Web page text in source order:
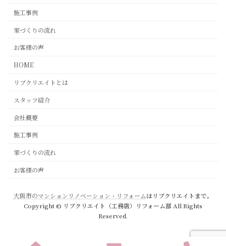
施工事例
家づくりの流れ
お客様の声
HOME
リブクリエイトとは
スタッフ紹介
会社概要
施工事例
家づくりの流れ
お客様の声
大阪市のマンションリノベーション・リフォームはリブクリエイトまで。
Copyright © リブクリエイト（工務店）リフォーム部 All Rights
Reserved.